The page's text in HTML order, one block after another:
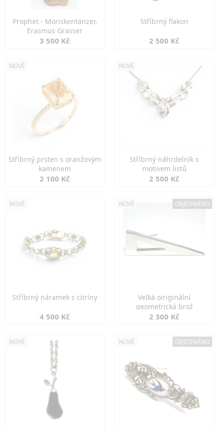
Prophet - Moriskentänzer,
Erasmus Grasser
3 500 Kč
Stříbrný flakon
2 500 Kč
NOVÉ
Stříbrný prsten s oranžovým
kamenem
2 100 Kč
NOVÉ
Stříbrný náhrdelník s
motivem listů
2 500 Kč
NOVÉ
Stříbrný náramek s citríny
4 500 Kč
NOVÉ OBJEDNÁNO
Velká oiriginální
geometrická brož
2 300 Kč
NOVÉ NOVÉ OBJEDNÁNO